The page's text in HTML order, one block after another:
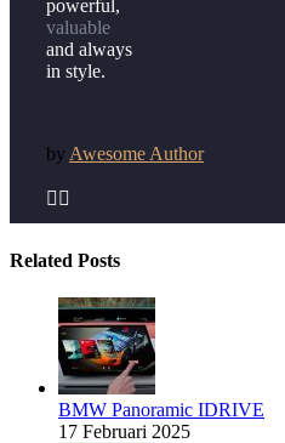
powerful,
valuable
and always
in style.
by Awesome Author
 
Related Posts
BMW Panoramic IDRIVE
17 Februari 2025